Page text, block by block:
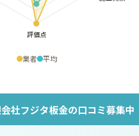
業者 平均
社フジタ板金の口コミ募集中